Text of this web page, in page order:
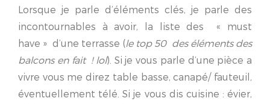
Lorsque je parle d’éléments clés, je parle des
incontournables à avoir, la liste des « must
have » d’une terrasse (le top 50 des éléments des
balcons en fait ! lol). Si je vous parle d’une pièce a
vivre vous me direz table basse, canapé/ fauteuil,
éventuellement télé. Si je vous dis cuisine : évier,